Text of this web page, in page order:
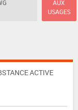
AUX
USAGES
ACTIVE